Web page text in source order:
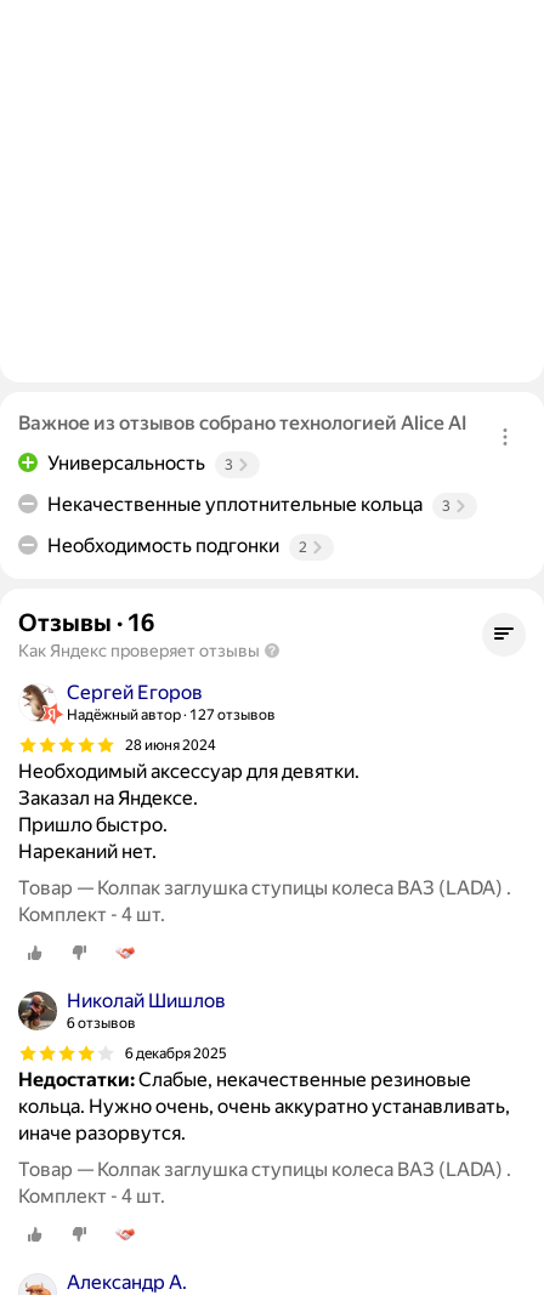
Важное из отзывов собрано технологией Alice AI
Универсальность
3
Некачественные уплотнительные кольца 3
Необходимость подгонки 2
Отзывы · 16
Как Яндекс проверяет отзывы
Сергей Егоров
Надёжный автор 127 отзывов
28 июня 2024
Необходимый аксессуар для девятки.
Заказал на Яндексе.
Пришло быстро.
Нареканий нет.
Товар — Колпак заглушка ступицы колеса ВАЗ (LADA) .
Комплект - 4 шт.
Николай Шишлов
6 отзывов
6 декабря 2025
Недостатки:Слабые, некачественные резиновые
кольца. Нужно очень, очень аккуратно устанавливать,
иначе разорвутся.
Товар — Колпак заглушка ступицы колеса ВАЗ (LADA) .
Комплект - 4 шт.
Александр А.